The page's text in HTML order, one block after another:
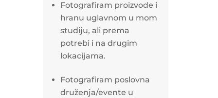
Fotografiram proizvode i
hranu uglavnom u mom
studiju, ali prema
potrebi i na drugim
lokacijama.
Fotografiram poslovna
druženja/evente u